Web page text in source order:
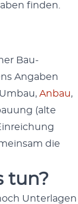
find­en.
Bau­
Angaben
Anbau,
(alte
die
tun?
Unter­la­gen